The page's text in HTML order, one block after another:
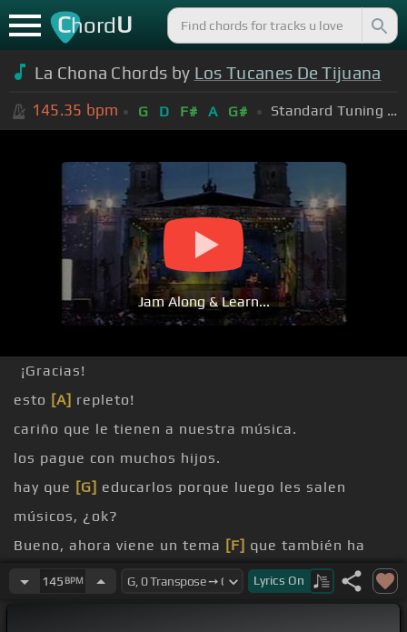
ChordU
La Chona Chords by Los Tucanes De Tijuana
145.35 bpm G D F# A G# Standard Tuning (EADGBE)
Jam Along & Learn...
¡Gracias!
esto [A] repleto!
cariño que le tienen a nuestra música.
los pague con muchos hijos.
hay que [G] educarlos porque luego les salen
músicos, ¿ok?
Bueno, ahora viene un tema [F] que también ha
sido fuerte y ha sido como parte, pues[Cm] por
145 BPM Lyrics On